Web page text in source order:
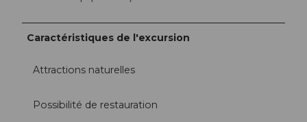
Caractéristiques de l'excursion
Attractions naturelles
Possibilité de restauration